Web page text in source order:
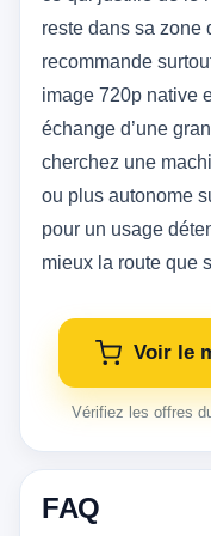
reste dans sa zone
recommande
image 720p native
échange d’une
cherchez une
ou plus autonome
pour un usage
mieux la route que
Voir le
Vérifiez les offres
FAQ